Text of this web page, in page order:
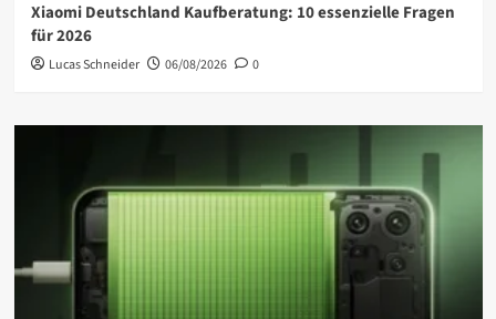
Xiaomi Deutschland Kaufberatung: 10 essenzielle Fragen
für 2026
Lucas Schneider 06/08/2026 0